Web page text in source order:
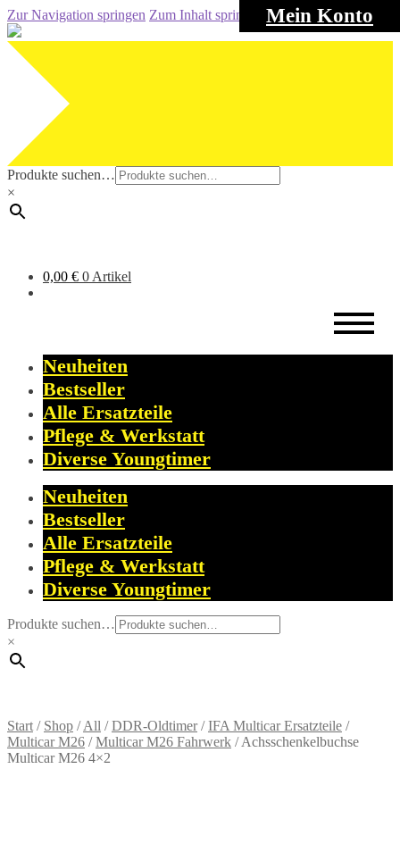
Mein Konto
Zur Navigation springen Zum Inhalt springen
Produkte suchen…
×
0,00 € 0 Artikel
Neuheiten
Bestseller
Alle Ersatzteile
Pflege & Werkstatt
Diverse Youngtimer
Neuheiten
Bestseller
Alle Ersatzteile
Pflege & Werkstatt
Diverse Youngtimer
Produkte suchen…
×
Start / Shop /All /DDR-Oldtimer/IFA Multicar Ersatzteile /
Multicar M26 /Multicar M26 Fahrwerk /Achsschenkelbuchse
Multicar M26 4×2